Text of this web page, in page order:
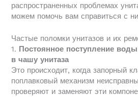
распространенных проблемах
можем помочь вам справиться с
Частые поломки унитазов и их
1. Постоянное поступление
в чашу унитаза
Это происходит, когда запорный
поплавковый механизм
проверяют и заменяют эти